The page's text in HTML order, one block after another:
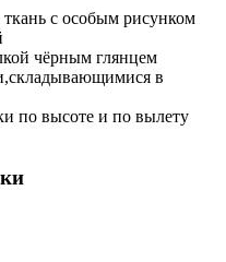
с особым рисунком
чёрным глянцем
в
по высоте и по вылету